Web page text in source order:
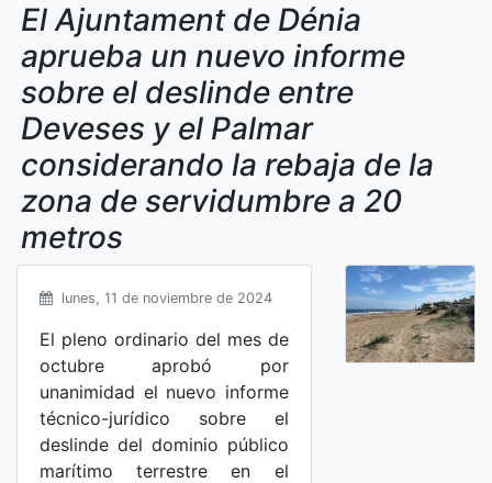
El Ajuntament de Dénia
aprueba un nuevo informe
sobre el deslinde entre
Deveses y el Palmar
considerando la rebaja de la
zona de servidumbre a 20
metros
lunes, 11 de noviembre de 2024
El pleno ordinario del mes de
octubre aprobó por
unanimidad el nuevo informe
técnico-jurídico sobre el
deslinde del dominio público
marítimo terrestre en el